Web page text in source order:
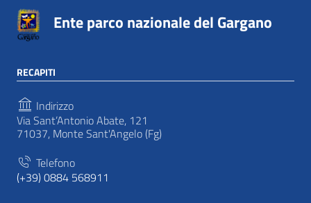
Ente parco nazionale del Gargano
RECAPITI
Indirizzo
Via Sant’Antonio Abate, 121
71037, Monte Sant'Angelo (Fg)
Telefono
(+39) 0884 568911